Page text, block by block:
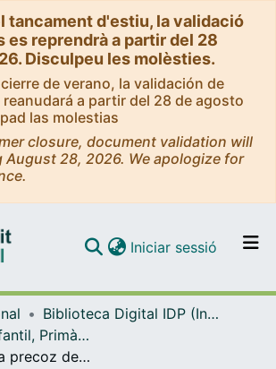
tancament d'estiu, la validació
es reprendrà a partir del 28
Disculpeu les molèsties.
de verano, la validación de
a partir del 28 de agosto
las molestias
closure, document validation will
28, 2026. We apologize for
Navega per tot el DD
Com publicar
Iniciar sessió (current)
Biblioteca Digital IDP (Institut de Desenvolupament Professional)
B - Llibres Infantil, Primària, Secundària i FP (IDP, Graó, Horsori)
La Enseñanza precoz de una segunda lengua en la escuela : [XIX Seminario sobre Lenguas y educación]